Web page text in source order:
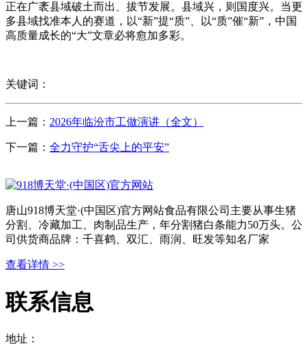
正在广袤县域破土而出、拔节发展。县域兴，则国度兴。当更
多县域找准本人的赛道，以“新”提“质”、以“质”催“新”，中国
高质量成长的“大”文章必将愈加多彩。
关键词：
上一篇： 2026年临汾市工做演讲（全文）
下一篇： 全力守护“舌尖上的平安”
唐山918博天堂·(中国区)官方网站食品有限公司主要从事生猪
分割、冷藏加工、肉制品生产，年分割猪白条能力50万头。公
司供货商品牌：千喜鹤、双汇、雨润、旺发等知名厂家
查看详情 >>
联系信息
地址：